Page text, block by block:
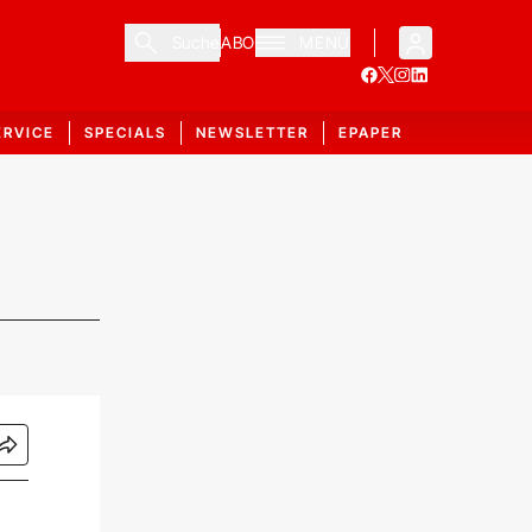
ABO
SPECIALS NEWSLETTER EPAPER